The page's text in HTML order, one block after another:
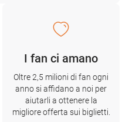
I fan ci amano
Oltre 2,5 milioni di fan ogni
anno si affidano a noi per
aiutarli a ottenere la
migliore offerta sui biglietti.